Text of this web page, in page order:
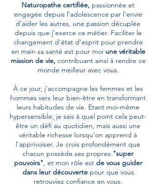
Naturopathe certifiée, passionnée et
engagée depuis l'adolescence par l’envie
d’aider les autres, une passion décuplée
depuis que j'exerce ce métier. Faciliter le
changement d'état d’esprit pour prendre
en main sa santé est pour moi une véritable
mission de vie,contribuant ainsi à rendre ce
monde meilleur avec vous.
À ce jour, j'accompagne les femmes et les
hommes vers leur bien-être en transformant
leurs habitudes de vie. Etant moi-même
hypersensible, je sais à quel point cela peut-
être un défi au quotidien, mais aussi une
véritable richesse lorsqu'on apprend à
l'apprivoiser. Je crois profondément que
chacun possède ses propres "super
pouvoirs", et mon rôle est de vous guider
dans leur découverte pour que vous
retrouviez confiance en vous.